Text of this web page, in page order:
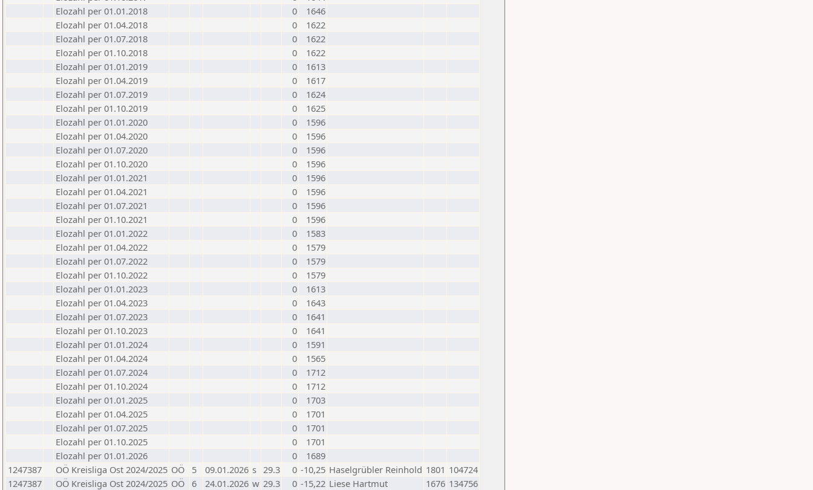
Elozahl per 01.01.2018
0
1646
Elozahl per 01.04.2018
0
1622
Elozahl per 01.07.2018
0
1622
Elozahl per 01.10.2018
0
1622
Elozahl per 01.01.2019
0
1613
Elozahl per 01.04.2019
0
1617
Elozahl per 01.07.2019
0
1624
Elozahl per 01.10.2019
0
1625
Elozahl per 01.01.2020
0
1596
Elozahl per 01.04.2020
0
1596
Elozahl per 01.07.2020
0
1596
Elozahl per 01.10.2020
0
1596
Elozahl per 01.01.2021
0
1596
Elozahl per 01.04.2021
0
1596
Elozahl per 01.07.2021
0
1596
Elozahl per 01.10.2021
0
1596
Elozahl per 01.01.2022
0
1583
Elozahl per 01.04.2022
0
1579
Elozahl per 01.07.2022
0
1579
Elozahl per 01.10.2022
0
1579
Elozahl per 01.01.2023
0
1613
Elozahl per 01.04.2023
0
1643
Elozahl per 01.07.2023
0
1641
Elozahl per 01.10.2023
0
1641
Elozahl per 01.01.2024
0
1591
Elozahl per 01.04.2024
0
1565
Elozahl per 01.07.2024
0
1712
Elozahl per 01.10.2024
0
1712
Elozahl per 01.01.2025
0
1703
Elozahl per 01.04.2025
0
1701
Elozahl per 01.07.2025
0
1701
Elozahl per 01.10.2025
0
1701
Elozahl per 01.01.2026
0
1689
1247387
OÖ Kreisliga Ost 2024/2025 OÖ 5 09.01.2026 s 29.3 0 -10,25 Haselgrübler Reinhold 1801 104724
1247387
OÖ Kreisliga Ost 2024/2025 OÖ 6 24.01.2026 w 29.3 0 -15,22 Liese Hartmut 1676 134756